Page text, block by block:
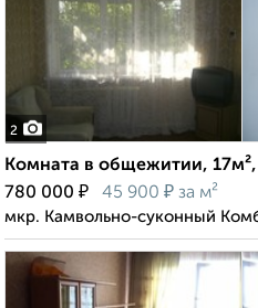
2
Комната в общежитии,
780 000 ₽ 45 900 ₽ за м²
мкр. Камвольно-суконный